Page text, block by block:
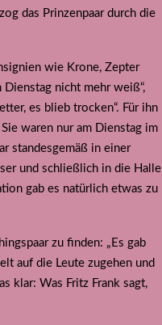
das Prinzenpaar durch die
wie Krone, Zepter
nicht mehr weiß“,
es blieb trocken“. Für ihn
waren nur am Dienstag im
standesgemäß in einer
und schließlich in die Halle
gab es natürlich etwas zu
zu finden: „Es gab
auf die Leute zugehen und
klar: Was Fritz Frank sagt,